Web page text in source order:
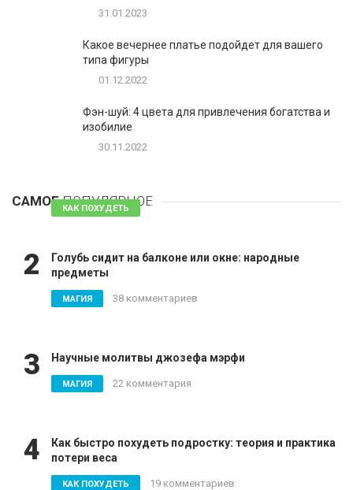
31.01.2023
Какое вечернее платье подойдет для вашего
типа фигуры
01.12.2022
Фэн-шуй: 4 цвета для привлечения богатства и
изобилие
30.11.2022
САМОЕПОПУЛЯРНОЕ
КАК ПОХУДЕТЬ 81 комментарий
2
Голубь сидит на балконе или окне: народные
предметы
МАГИЯ 38 комментариев
3 Научные молитвы джозефа мэрфи
МАГИЯ 22 комментария
4
Как быстро похудеть подростку: теория и практика
потери веса
КАК ПОХУДЕТЬ 19 комментариев